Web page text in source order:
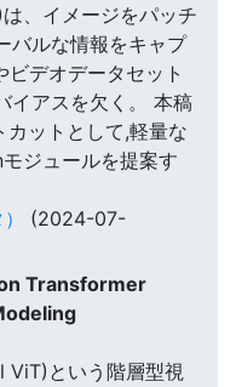
、イメージをパッチ
バルな情報をキャプ
デオデータセット
イアスを欠く。 本稿
ットとして,軽量な
ジュールを提案す
(2024-07-
Transformer
という階層型視